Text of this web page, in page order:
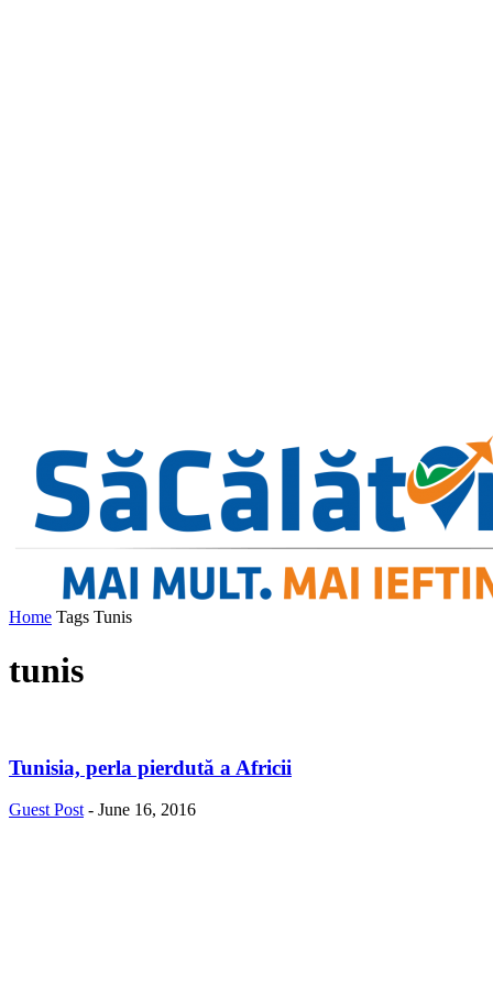
Home Tags Tunis
tunis
Tunisia, perla pierdută a Africii
Guest Post - June 16, 2016